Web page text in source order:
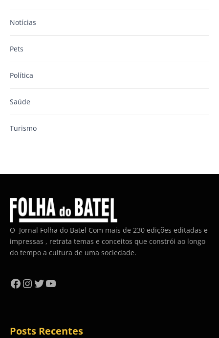
Notícias
Pets
Política
Saúde
Turismo
O Jornal Folha do Batel Com mais de 230 edições editadas e
impressas , retrata temas e conceitos que constrói ao longo
do tempo a cultura de uma sociedade.
Facebook
Instagram
Twitter
YouTube
Posts Recentes